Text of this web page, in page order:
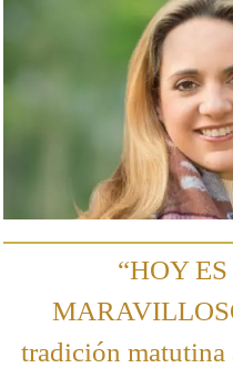
“HOY
tradición matutina